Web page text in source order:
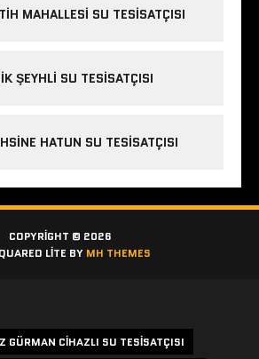
MAHALLESI SU TESISATÇISI
ŞEYHLI SU TESISATÇISI
HATUN SU TESISATÇISI
COPYRIGHT © 2026
LITE BY MH THEMES
GÜRMAN CIHAZLI SU TESISATÇISI